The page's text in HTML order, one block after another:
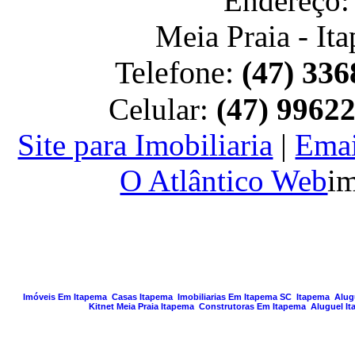
Meia Praia -
Telefone: (47)
Celular: (47)
Site para Imobiliaria |
O Atlântico Web
Itapema
Imobiliarias Em Itapema SC
Casas Itapema
Imóveis Em Itapema
Aluguel
Construtoras Em Itapema
Kitnet Meia Praia Itapema